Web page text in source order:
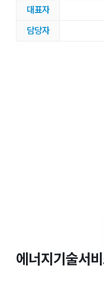
대표자
담당자
에너지기술서